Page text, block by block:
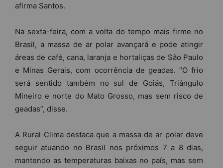
afirma Santos.
Na sexta-feira, com a volta do tempo mais firme no
Brasil, a massa de ar polar avançará e pode atingir
áreas de café, cana, laranja e hortaliças de São Paulo
e Minas Gerais, com ocorrência de geadas. “O frio
será sentido também no sul de Goiás, Triângulo
Mineiro e norte do Mato Grosso, mas sem risco de
geadas”, disse.
A Rural Clima destaca que a massa de ar polar deve
seguir atuando no Brasil nos próximos 7 a 8 dias,
mantendo as temperaturas baixas no país, mas sem